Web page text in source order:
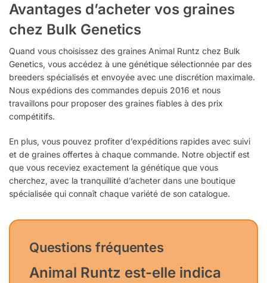
Avantages d’acheter vos graines
chez Bulk Genetics
Quand vous choisissez des graines Animal Runtz chez Bulk
Genetics, vous accédez à une génétique sélectionnée par des
breeders spécialisés et envoyée avec une discrétion maximale.
Nous expédions des commandes depuis 2016 et nous
travaillons pour proposer des graines fiables à des prix
compétitifs.
En plus, vous pouvez profiter d’expéditions rapides avec suivi
et de graines offertes à chaque commande. Notre objectif est
que vous receviez exactement la génétique que vous
cherchez, avec la tranquillité d’acheter dans une boutique
spécialisée qui connaît chaque variété de son catalogue.
Questions fréquentes
Animal Runtz est-elle indica